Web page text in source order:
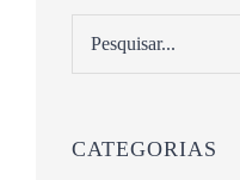
CATEGORIAS